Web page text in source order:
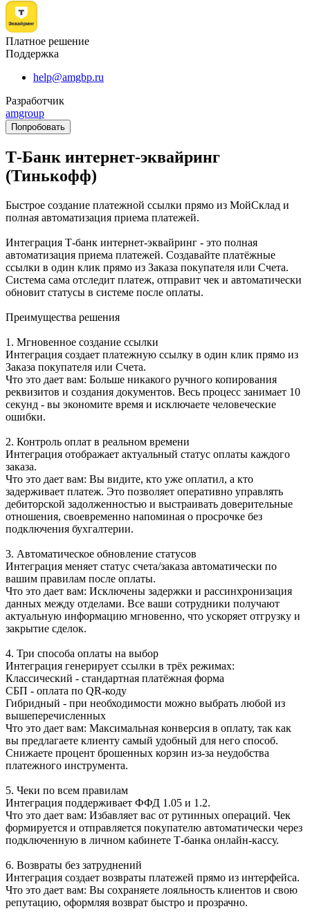
Платное решение
Поддержка
help@amgbp.ru
Разработчик
amgroup
Попробовать
Т-Банк интернет-эквайринг
(Тинькофф)
Быстрое создание платежной ссылки прямо из МойСклад и
полная автоматизация приема платежей.
Интеграция Т-банк интернет-эквайринг - это полная
автоматизация приема платежей. Создавайте платёжные
ссылки в один клик прямо из Заказа покупателя или Счета.
Система сама отследит платеж, отправит чек и автоматически
обновит статусы в системе после оплаты.
Преимущества решения
1. Мгновенное создание ссылки
Интеграция создает платежную ссылку в один клик прямо из
Заказа покупателя или Счета.
Что это дает вам: Больше никакого ручного копирования
реквизитов и создания документов. Весь процесс занимает 10
секунд - вы экономите время и исключаете человеческие
ошибки.
2. Контроль оплат в реальном времени
Интеграция отображает актуальный статус оплаты каждого
заказа.
Что это дает вам: Вы видите, кто уже оплатил, а кто
задерживает платеж. Это позволяет оперативно управлять
дебиторской задолженностью и выстраивать доверительные
отношения, своевременно напоминая о просрочке без
подключения бухгалтерии.
3. Автоматическое обновление статусов
Интеграция меняет статус счета/заказа автоматически по
вашим правилам после оплаты.
Что это дает вам: Исключены задержки и рассинхронизация
данных между отделами. Все ваши сотрудники получают
актуальную информацию мгновенно, что ускоряет отгрузку и
закрытие сделок.
4. Три способа оплаты на выбор
Интеграция генерирует ссылки в трёх режимах:
Классический - стандартная платёжная форма
СБП - оплата по QR-коду
Гибридный - при необходимости можно выбрать любой из
вышеперечисленных
Что это дает вам: Максимальная конверсия в оплату, так как
вы предлагаете клиенту самый удобный для него способ.
Снижаете процент брошенных корзин из-за неудобства
платежного инструмента.
5. Чеки по всем правилам
Интеграция поддерживает ФФД 1.05 и 1.2.
Что это дает вам: Избавляет вас от рутинных операций. Чек
формируется и отправляется покупателю автоматически через
подключенную в личном кабинете Т-банка онлайн-кассу.
6. Возвраты без затруднений
Интеграция создает возвраты платежей прямо из интерфейса.
Что это дает вам: Вы сохраняете лояльность клиентов и свою
репутацию, оформляя возврат быстро и прозрачно.